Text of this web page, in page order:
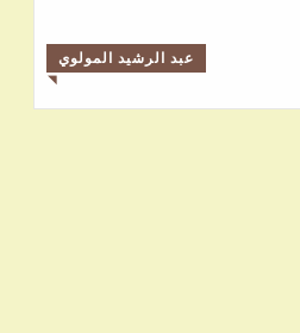
عبد الرشيد المولوي
◥